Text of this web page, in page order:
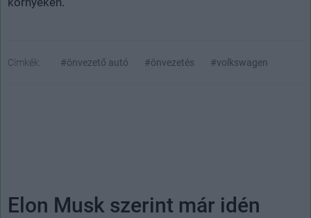
Címkék: #önvezető autó #önvezetés #volkswagen
Elon Musk szerint már idén